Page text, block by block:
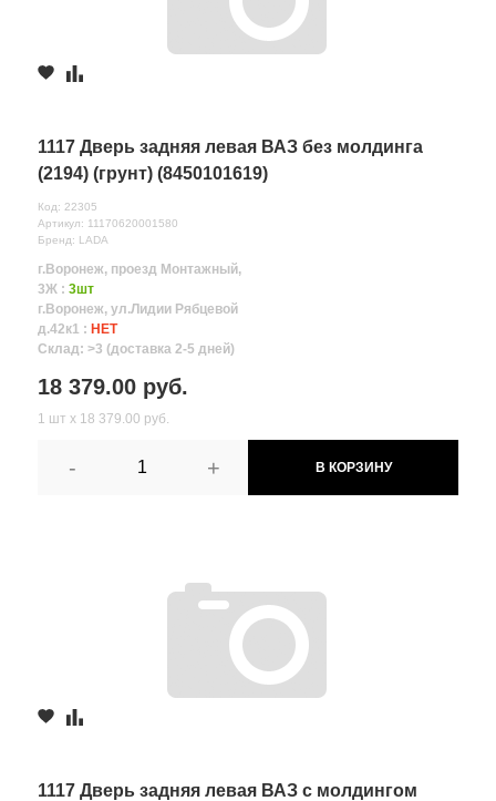
1117 Дверь задняя левая ВАЗ без молдинга
(2194) (грунт) (8450101619)
Код: 22305
Артикул: 11170620001580
Бренд: LADA
г.Воронеж, проезд Монтажный,
3Ж : 3шт
г.Воронеж, ул.Лидии Рябцевой
д.42к1 : НЕТ
Склад: >3 (доставка 2-5 дней)
18 379.00 руб.
1 шт х 18 379.00 руб.
- + В КОРЗИНУ
1117 Дверь задняя левая ВАЗ с молдингом